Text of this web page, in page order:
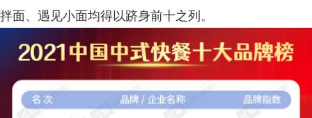
拌面、遇见小面均得以跻身前十之列。